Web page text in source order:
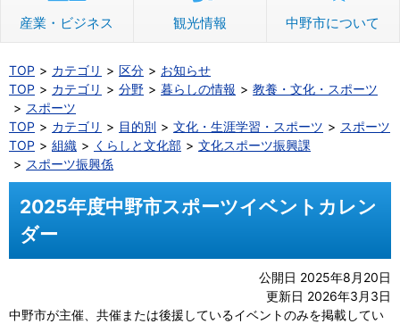
産業・ビジネス 観光情報 中野市について
TOP カテゴリ 区分
お知らせ
TOP
カテゴリ 分野 暮らしの情報
教養・文化・スポーツ
スポーツ
TOP
カテゴリ 目的別 文化・生涯学習・スポーツ
スポーツ
TOP
組織 くらしと文化部
文化スポーツ振興課
スポーツ振興係
2025年度中野市スポーツイベントカレン
ダー
公開日 2025年8月20日
更新日 2026年3月3日
中野市が主催、共催または後援しているイベントのみを掲載してい